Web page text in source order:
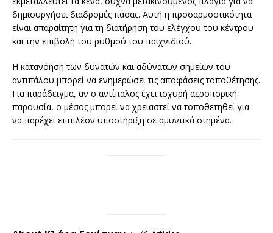
δημιουργήσει διαδρομές πάσας. Αυτή η προσαρμοστικότητα
είναι απαραίτητη για τη διατήρηση του ελέγχου του κέντρου
και την επιβολή του ρυθμού του παιχνιδιού.
Η κατανόηση των δυνατών και αδύνατων σημείων του
αντιπάλου μπορεί να ενημερώσει τις αποφάσεις τοποθέτησης.
Για παράδειγμα, αν ο αντίπαλος έχει ισχυρή αεροπορική
παρουσία, ο μέσος μπορεί να χρειαστεί να τοποθετηθεί για
να παρέχει επιπλέον υποστήριξη σε αμυντικά στημένα.